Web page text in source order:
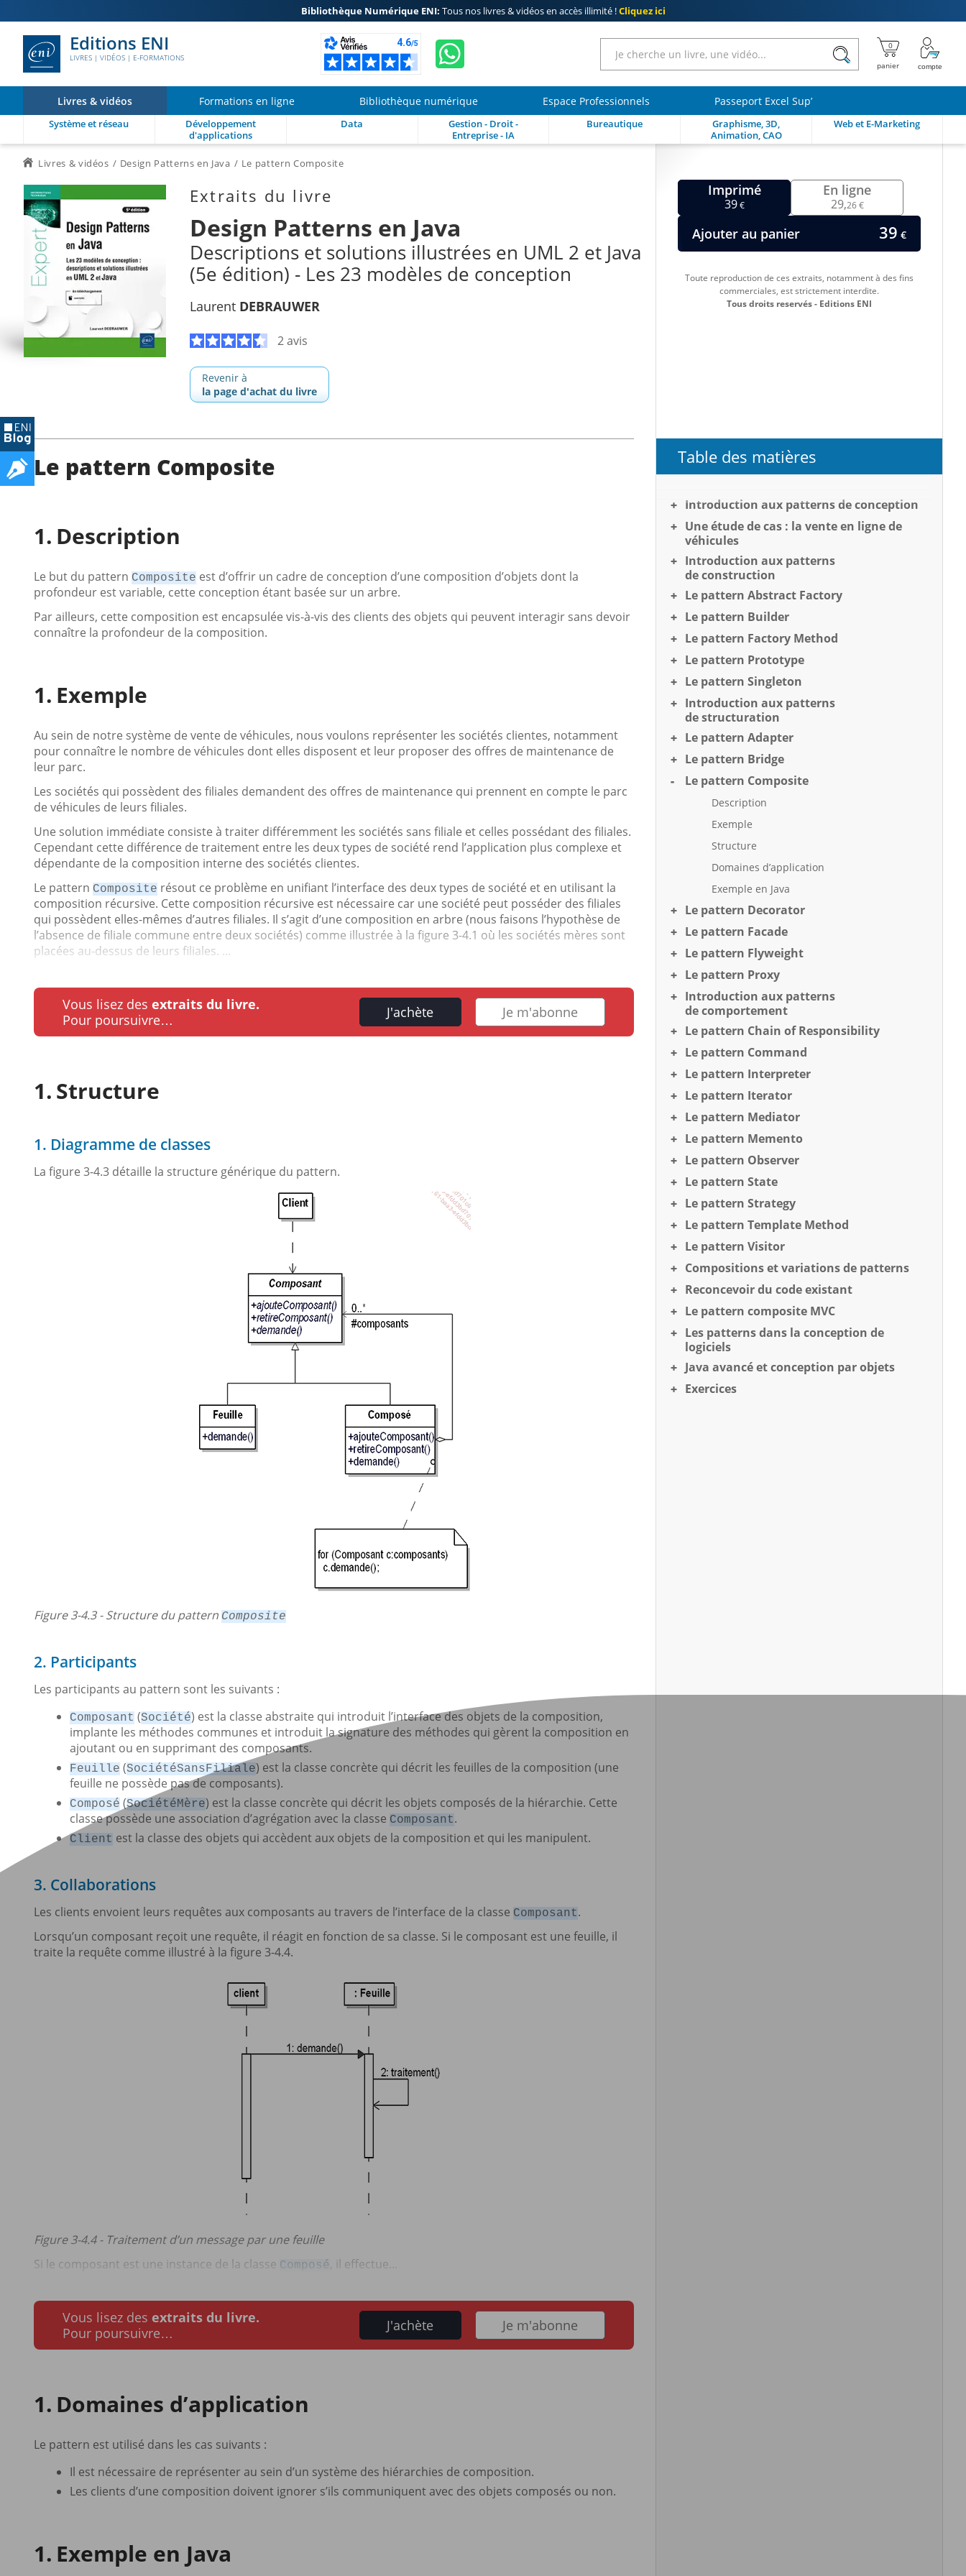
Bibliothèque Numérique ENI: Tous nos livres & vidéos en accès illimité !Cliquez ici
Editions ENI
LIVRES | VIDÉOS | E-FORMATIONS
Livres & vidéos Formations en ligne Bibliothèque numérique Espace Professionnels Passeport Excel Sup’
Système et réseau
Développement
d'applications
Data
Gestion - Droit -
Entreprise - IA
Bureautique
Graphisme, 3D,
Animation, CAO
Web et E-Marketing
Livres & vidéos Design Patterns en Java Le pattern Composite
Extraits du livre
Design Patterns en Java
Descriptions et solutions illustrées en UML 2 et Java
(5e édition) - Les 23 modèles de conception
Laurent DEBRAUWER
2 avis
Revenir à
la page d'achat du livre
Imprimé
39€
En ligne
29,26 €
Ajouter au panier 39 €
Toute reproduction de ces extraits, notamment à des fins
commerciales, est strictement interdite.
Tous droits reservés - Editions ENI
Le pattern Composite
Description
Le but du pattern Composite est d’offrir un cadre de conception d’une composition d’objets dont la
profondeur est variable, cette conception étant basée sur un arbre.
Par ailleurs, cette composition est encapsulée vis-à-vis des clients des objets qui peuvent interagir sans devoir
connaître la profondeur de la composition.
Exemple
Au sein de notre système de vente de véhicules, nous voulons représenter les sociétés clientes, notamment
pour connaître le nombre de véhicules dont elles disposent et leur proposer des offres de maintenance de
leur parc.
Les sociétés qui possèdent des filiales demandent des offres de maintenance qui prennent en compte le parc
de véhicules de leurs filiales.
Une solution immédiate consiste à traiter différemment les sociétés sans filiale et celles possédant des filiales.
Cependant cette différence de traitement entre les deux types de société rend l’application plus complexe et
dépendante de la composition interne des sociétés clientes.
Le pattern Composite résout ce problème en unifiant l’interface des deux types de société et en utilisant la
composition récursive. Cette composition récursive est nécessaire car une société peut posséder des filiales
qui possèdent elles-mêmes d’autres filiales. Il s’agit d’une composition en arbre (nous faisons l’hypothèse de
l’absence de filiale commune entre deux sociétés) comme illustrée à la figure 3-4.1 où les sociétés mères sont
placées au-dessus de leurs filiales. ...
Vous lisez des extraits du livre.
Pour poursuivre…
J'achète Je m'abonne
Structure
1. Diagramme de classes
La figure 3-4.3 détaille la structure générique du pattern.
Figure 3-4.3 - Structure du pattern Composite
2. Participants
Les participants au pattern sont les suivants :
Composant (Société) est la classe abstraite qui introduit l’interface des objets de la composition,
implante les méthodes communes et introduit la signature des méthodes qui gèrent la composition en
ajoutant ou en supprimant des composants.
Feuille (SociétéSansFiliale) est la classe concrète qui décrit les feuilles de la composition (une
feuille ne possède pas de composants).
Composé (SociétéMère) est la classe concrète qui décrit les objets composés de la hiérarchie. Cette
classe possède une association d’agrégation avec la classe Composant.
Client est la classe des objets qui accèdent aux objets de la composition et qui les manipulent.
3. Collaborations
Les clients envoient leurs requêtes aux composants au travers de l’interface de la classe Composant.
Lorsqu’un composant reçoit une requête, il réagit en fonction de sa classe. Si le composant est une feuille, il
traite la requête comme illustré à la figure 3-4.4.
Figure 3-4.4 - Traitement d’un message par une feuille
Si le composant est une instance de la classe Composé , il effectue...
Vous lisez des extraits du livre.
Pour poursuivre…
J'achète Je m'abonne
Domaines d’application
Le pattern est utilisé dans les cas suivants :
Il est nécessaire de représenter au sein d’un système des hiérarchies de composition.
Les clients d’une composition doivent ignorer s’ils communiquent avec des objets composés ou non.
Exemple en Java
Table des matières
Introduction aux patterns de conception
Une étude de cas : la vente en ligne de
véhicules
Introduction aux patterns
de construction
Le pattern Abstract Factory
Le pattern Builder
Le pattern Factory Method
Le pattern Prototype
Le pattern Singleton
Introduction aux patterns
de structuration
Le pattern Adapter
Le pattern Bridge
Le pattern Composite
Description
Exemple
Structure
Domaines d’application
Exemple en Java
Le pattern Decorator
Le pattern Facade
Le pattern Flyweight
Le pattern Proxy
Introduction aux patterns
de comportement
Le pattern Chain of Responsibility
Le pattern Command
Le pattern Interpreter
Le pattern Iterator
Le pattern Mediator
Le pattern Memento
Le pattern Observer
Le pattern State
Le pattern Strategy
Le pattern Template Method
Le pattern Visitor
Compositions et variations de patterns
Reconcevoir du code existant
Le pattern composite MVC
Les patterns dans la conception de
logiciels
Java avancé et conception par objets
Exercices